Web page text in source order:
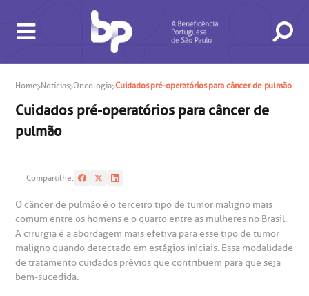
BUSCA
CONSULTAS E EXAMES
de consultas e exames
ATENDIMENTO 24H
SAC
CONHEÇA AS UNIDADES
Hospital BP
INSTITUCIONAL
e Pesquisa
NOSSOS SERVIÇOS
INFORMAÇÕES ÚTEIS
ESPECIALIDADES
de Oncologia e Hematologia
Home Notícias Oncologia Cuidados pré-operatórios para câncer de pulmão
Cuidados pré-operatórios para câncer de
pulmão
Compartilhe:
O câncer de pulmão é o terceiro tipo de tumor maligno mais
comum entre os homens e o quarto entre as mulheres no Brasil.
A cirurgia é a abordagem mais efetiva para esse tipo de tumor
maligno quando detectado em estágios iniciais. Essa modalidade
de tratamento cuidados prévios que contribuem para que seja
bem-sucedida.